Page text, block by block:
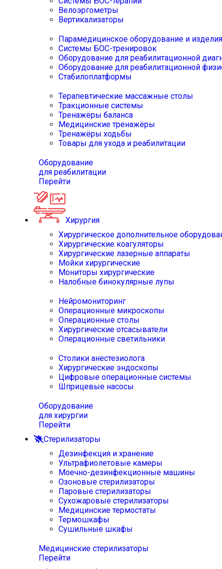
Велоэргометры
Вертикализаторы
Парамедицинское оборудование и изделия
Системы БОС-тренировок
Оборудование для реабилитационной
Оборудование для реабилитационной
Стабилоплатформы
Терапевтические массажные столы
Тракционные системы
Тренажёры баланса
Медицинские тренажёры
Тренажёры ходьбы
Товары для ухода и реабилитации
Оборудование
для реабилитации
Перейти
Хирургия
Хирургическое дополнительное
Хирургические коагуляторы
Хирургические лазерные аппараты
Мойки хирургические
Мониторы хирургические
Налобные бинокулярные лупы
Нейромониторинг
Операционные микроскопы
Операционные столы
Хирургические отсасыватели
Операционные светильники
Столики анестезиолога
Хирургические эндоскопы
Цифровые операционные системы
Шприцевые насосы
Оборудование
для хирургии
Перейти
Стерилизаторы
Дезинфекция и хранение
Ультрафиолетовые камеры
Моечно-дезинфекционные машины
Озоновые стерилизаторы
Паровые стерилизаторы
Сухожаровые стерилизаторы
Медицинские термостаты
Термошкафы
Сушильные шкафы
Медицинские стерилизаторы
Перейти